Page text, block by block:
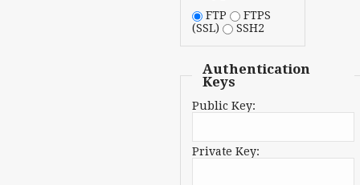
FTP
(SSL)
SSH2
Authentication
Keys
Public Key:
Private Key: